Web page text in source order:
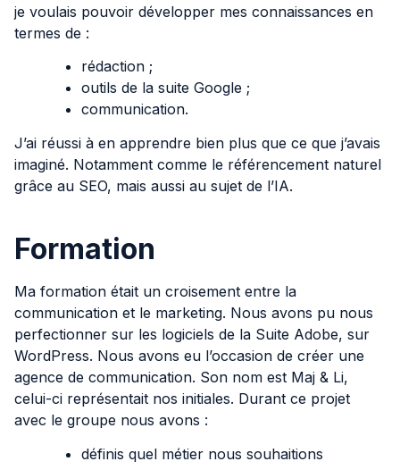
je voulais pouvoir développer mes connaissances en
termes de :
rédaction ;
outils de la suite Google ;
communication.
J’ai réussi à en apprendre bien plus que ce que j’avais
imaginé. Notamment comme le référencement naturel
grâce au SEO, mais aussi au sujet de l’IA.
Formation
Ma formation était un croisement entre la
communication et le marketing. Nous avons pu nous
perfectionner sur les logiciels de la Suite Adobe, sur
WordPress. Nous avons eu l’occasion de créer une
agence de communication. Son nom est Maj & Li,
celui-ci représentait nos initiales. Durant ce projet
avec le groupe nous avons :
définis quel métier nous souhaitions